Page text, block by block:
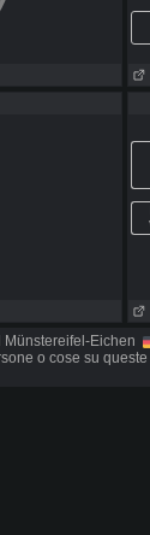
Eichen
o cose su